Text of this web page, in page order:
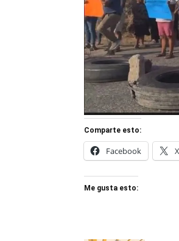
Comparte esto:
Facebook X
Me gusta esto: